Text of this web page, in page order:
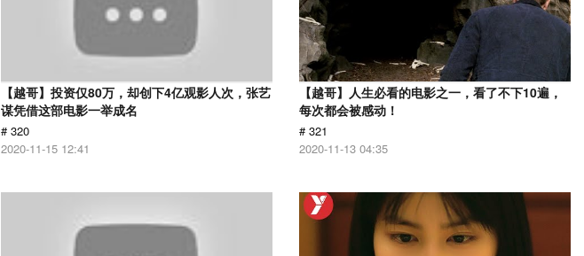
【越哥】投资仅80万，却创下4亿观影人次，张艺
谋凭借这部电影一举成名
# 320
2020-11-15 12:41
【越哥】人生必看的电影之一，看了不下10遍，
每次都会被感动！
# 321
2020-11-13 04:35